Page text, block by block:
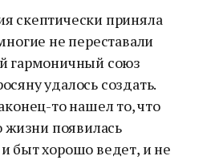
скептически приняла
не переставали
гармоничный союз
удалось создать.
то нашел то, что
жизни появилась
быт хорошо ведет, и не